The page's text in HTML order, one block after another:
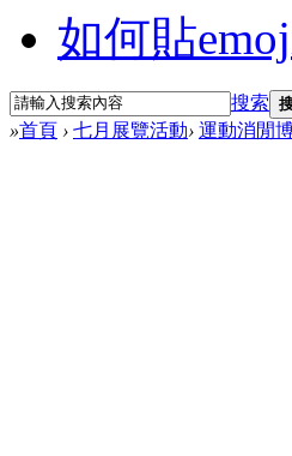
如何貼
搜索
»首頁 › 七月展覽活動› 運動消閒